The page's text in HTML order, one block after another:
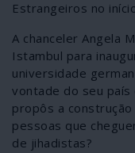
Estrangeiros no
A chanceler Angela
Istambul para
universidade
vontade do seu país
propôs a
pessoas que
de jihadistas?